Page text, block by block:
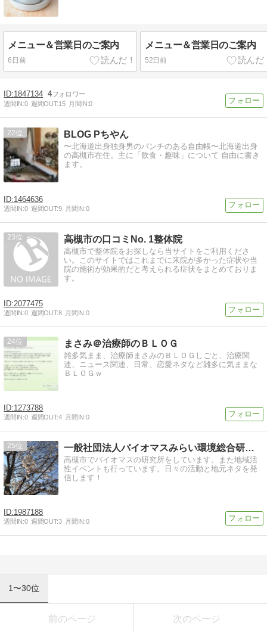
メニュー＆営業日のご案内
6日前
メニュー＆営業日のご案内
52日前
1847134 4
週間IN:0 週間OUT:15 月間IN:0
22 BLOG Pちやん
〜北海道出身独身男のパンチのある自由帳〜北海道出身
の高槻市在住。主に「飲食・趣味」について 自由に書き
ます。
1464636
週間IN:0 週間OUT:9 月間IN:0
23 高槻市の口コミNo. 1整体院
高槻市で整体院をお探しなら当サイトをご利用くださ
い。このサイトではこれまでに来院が多かった症状や当
院の施術が効果的だと考えられる症状をまとめておりま
す。
2077475
週間IN:0 週間OUT:8 月間IN:0
24 まさみ＠治療師のＢＬＯＧ
雑多気まま、治療師まさみのＢＬＯＧしごと、治療関
連、ニュース関連、日常、恋愛ネタなど雑多に気ままな
ＢＬＯＧｗ
1273788
週間IN:0 週間OUT:4 月間IN:0
25 一般社団法人バイオマスみらい環境総合研究所
高槻市でバイオマスの研究所をしています。また地域活
性イベントも行っています。日々の活動と地元ネタを発
信します！
1987188
週間IN:0 週間OUT:3 月間IN:0
1〜30位
前のページ 次のページ